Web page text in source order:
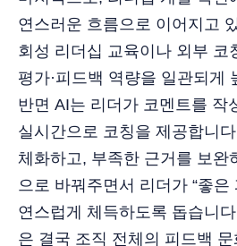
연스러운 흐름으로 이어지고
회성 리더십 교육이나 외부 코
평가·피드백 역량을 일관되게
반면 AI는 리더가 코멘트를 작
실시간으로 코칭을 제공합니
체화하고, 부족한 근거를 보완
으로 바꿔주면서 리더가 “좋은
연스럽게 체득하도록 돕습니
은 결국 조직 전체의 피드백